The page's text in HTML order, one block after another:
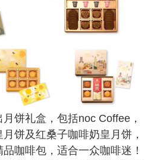
饼礼盒，包括noc Coffee，
饼及红桑子咖啡奶皇月饼，
咖啡包，适合一众咖啡迷！